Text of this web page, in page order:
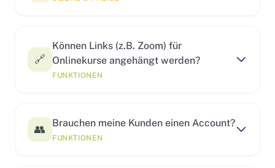
🔗
Können Links (z.B. Zoom) für
Onlinekurse angehängt werden?
FUNKTIONEN
👥 Brauchen meine Kunden einen Account?
FUNKTIONEN